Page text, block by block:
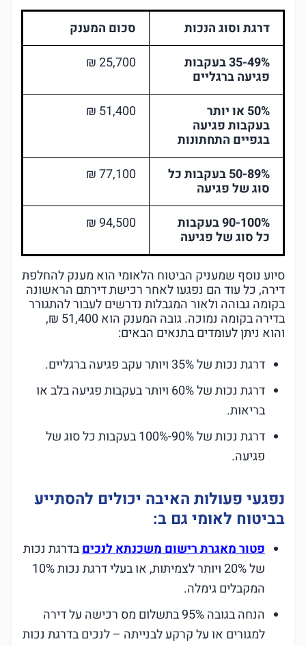
דרגת וסוג הנכות
סכום המענק
35-49% בעקבות
פגיעה ברגליים
25,700 ₪
50% או יותר
בעקבות פגיעה
בגפיים התחתונות
51,400 ₪
50-89% בעקבות כל
סוג של פגיעה
77,100 ₪
90-100% בעקבות
כל סוג של פגיעה
94,500 ₪
סיוע נוסף שמעניק הביטוח הלאומי הוא מענק להחלפת
דירה, כל עוד הם נפגעו לאחר רכישת דירתם הראשונה
בקומה גבוהה ולאור המגבלות נדרשים לעבור להתגורר
בדירה בקומה נמוכה. גובה המענק הוא 51,400 ₪,
והוא ניתן לעומדים בתנאים הבאים:
דרגת נכות של 35% ויותר עקב פגיעה ברגליים.
דרגת נכות של 60% ויותר בעקבות פגיעה בלב או
בריאות.
דרגת נכות של 90%-100% בעקבות כל סוג של
פגיעה.
נפגעי פעולות האיבה יכולים להסתייע
בביטוח לאומי גם ב:
פטור מאגרת רישום משכנתא לנכיםבדרגת נכות
של 20% ויותר לצמיתות, או בעלי דרגת נכות 10%
המקבלים גימלה.
הנחה בגובה 95% בתשלום מס רכישה על דירה
למגורים או על קרקע לבנייתה – לנכים בדרגת נכות